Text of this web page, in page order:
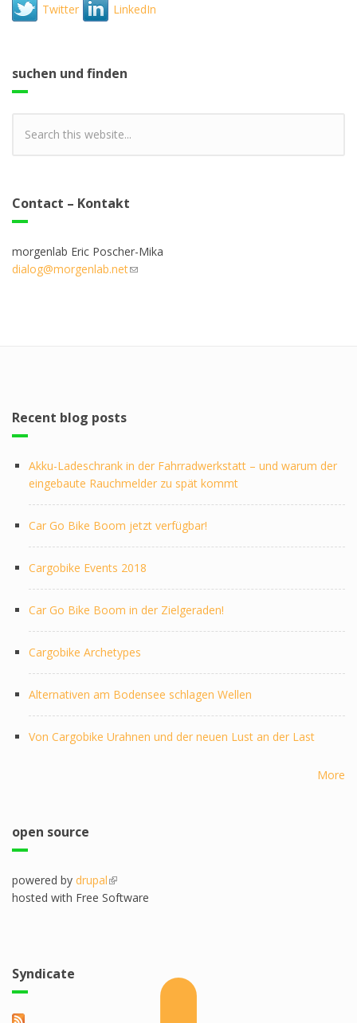
Twitter LinkedIn
suchen und finden
Contact – Kontakt
morgenlab Eric Poscher-Mika
dialog@morgenlab.net(link sends e-mail)
Recent blog posts
Akku-Ladeschrank in der Fahrradwerkstatt – und warum der
eingebaute Rauchmelder zu spät kommt
Car Go Bike Boom jetzt verfügbar!
Cargobike Events 2018
Car Go Bike Boom in der Zielgeraden!
Cargobike Archetypes
Alternativen am Bodensee schlagen Wellen
Von Cargobike Urahnen und der neuen Lust an der Last
More
open source
powered by drupal(link is external)
hosted with Free Software
Syndicate